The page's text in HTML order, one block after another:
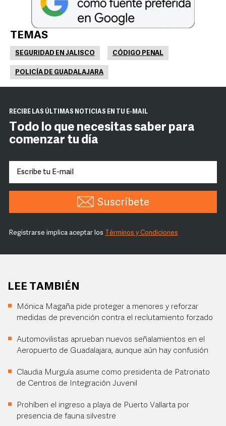
TEMAS
SEGURIDAD EN JALISCO CÓDIGO PENAL
POLICÍA DE GUADALAJARA
RECIBE LAS ÚLTIMAS NOTICIAS EN TU E-MAIL
Todo lo que necesitas saber para
comenzar tu día
Suscríbete
Registrarse implica aceptar los Términos y Condiciones
LEE TAMBIÉN
Mónica Magaña pide proteger a menores y reforzar
medidas de prevención contra el reclutamiento forzado
Automovilistas aprueban nuevos señalamientos en el
Aeropuerto de Guadalajara, aunque aún hay confusión
Claudia Murguía asume como presidenta de Patronato
de Centros de Integración Juvenil
Prohíben el ingreso a playa de Puerto Vallarta por
presencia de fauna silvestre